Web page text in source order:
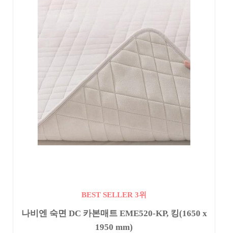
BEST SELLER 3위
나비엔 숙면 DC 카본매트 EME520-KP, 킹(1650 x
1950 mm)